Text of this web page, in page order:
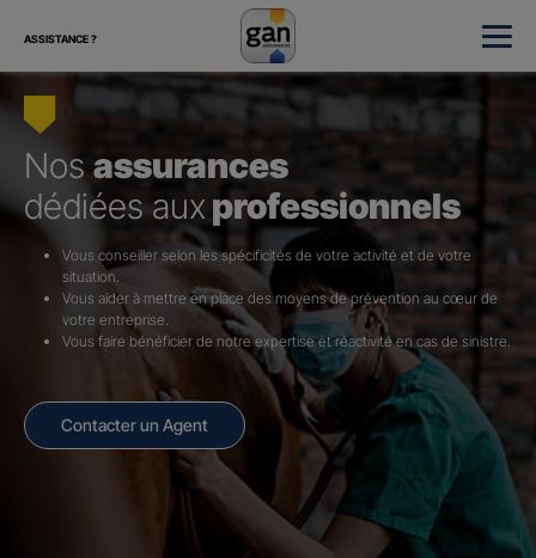
ASSISTANCE ?
Nosassurances
dédiées aux professionnels
Vous conseiller selon les spécificités de votre activité et de votre
situation.
Vous aider à mettre en place des moyens de prévention au cœur de
votre entreprise.
Vous faire bénéficier de notre expertise et réactivité en cas de sinistre.
Contacter un Agent